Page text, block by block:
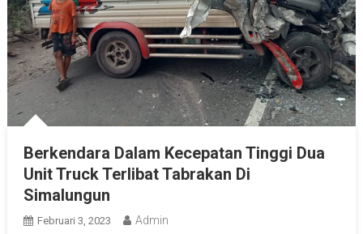
Berkendara Dalam Kecepatan Tinggi Dua
Unit Truck Terlibat Tabrakan Di
Simalungun
Februari 3, 2023 Admin